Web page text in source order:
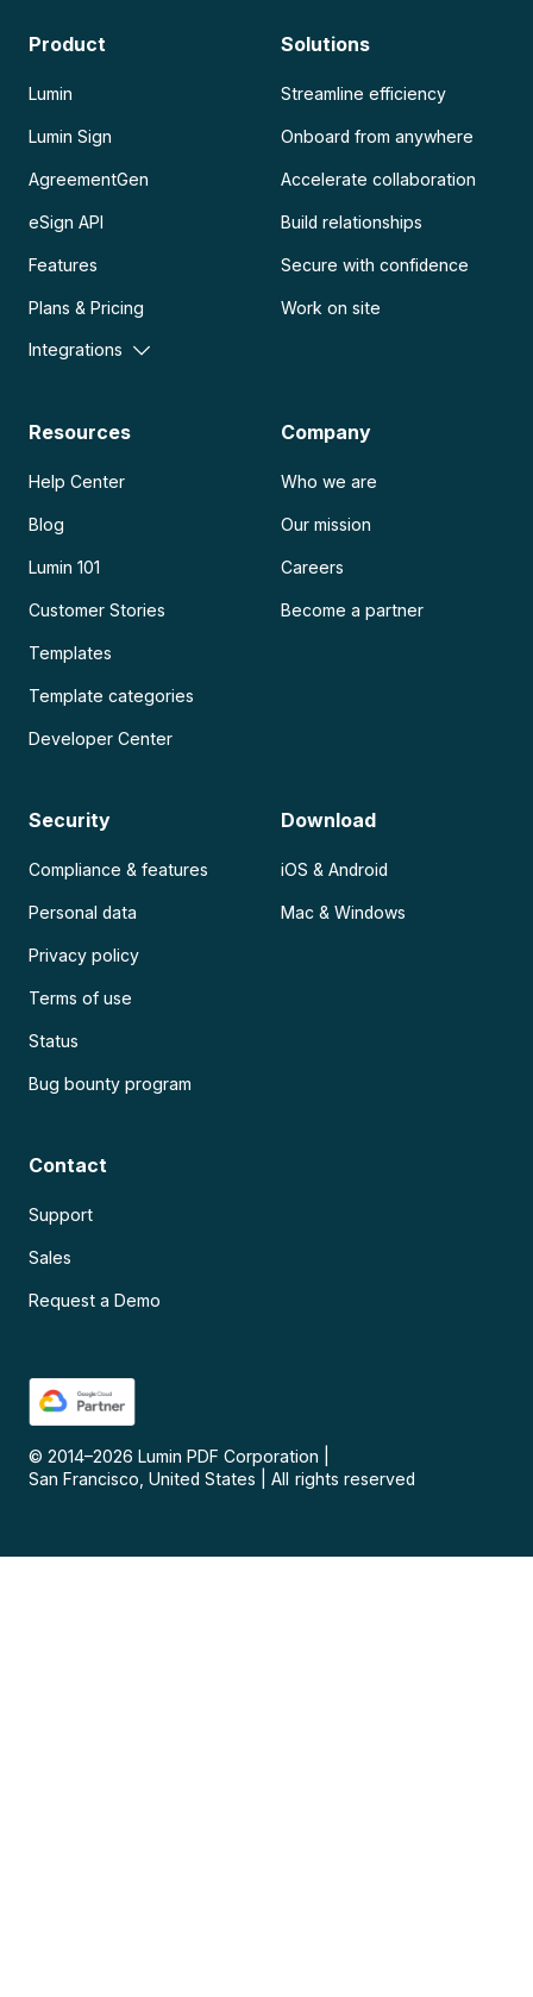
Product
Lumin
Lumin Sign
AgreementGen
eSign API
Features
Plans & Pricing
Integrations
Solutions
Streamline efficiency
Onboard from anywhere
Accelerate collaboration
Build relationships
Secure with confidence
Work on site
Resources
Help Center
Blog
Lumin 101
Customer Stories
Templates
Template categories
Developer Center
Company
Who we are
Our mission
Careers
Become a partner
Security
Compliance & features
Personal data
Privacy policy
Terms of use
Status
Bug bounty program
Download
iOS & Android
Mac & Windows
Contact
Support
Sales
Request a Demo
© 2014–2026 Lumin PDF Corporation
San Francisco, United States
All rights reserved